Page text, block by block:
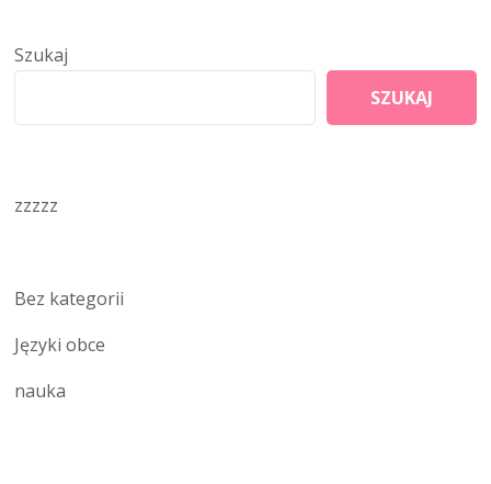
Szukaj
SZUKAJ
zzzzz
Bez kategorii
Języki obce
nauka